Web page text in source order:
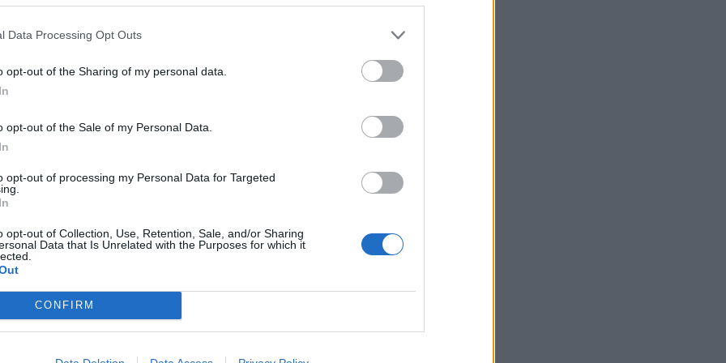
Data Processing Opt Outs
opt-out of the Sharing of my personal data.
opt-out of the Sale of my Personal Data.
opt-out of processing my Personal Data for Targeted
opt-out of Collection, Use, Retention, Sale, and/or Sharing
Data that Is Unrelated with the Purposes for which it
CONFIRM
φορέα που η ίδια ίδρυσε πριν από
κανείς πως χωρά μια τέτοια καρδιά σε